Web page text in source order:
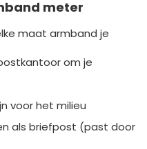
meter
maat armband je
om je
voor het milieu
als briefpost (past door